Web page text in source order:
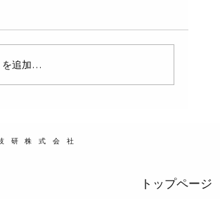
事において、パイプの支持間隔（支持ピ
は非常に重要なポイントです。適切な支
を守らなければ、パイプが自重や内部の
さでたわみ、破損や漏水の原因になりま
す。 支持間隔が重要な理由 パイプは自
を追加…
研株式会社
トップページ